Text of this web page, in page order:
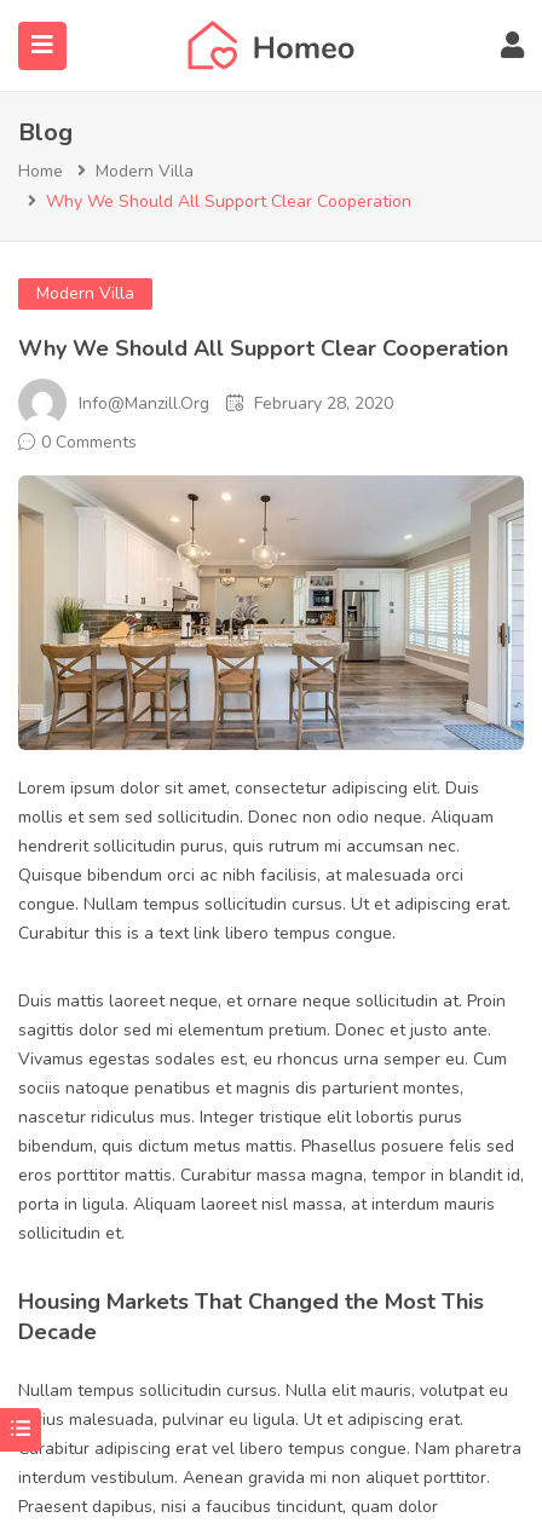
(Locations)
Blog
Home
Modern Villa
Why We Should All Support Clear Cooperation
Modern Villa
Why We Should All Support Clear Cooperation
Info@manzill.org
February 28, 2020
0 Comments
Lorem ipsum dolor sit amet, consectetur adipiscing elit. Duis
mollis et sem sed sollicitudin. Donec non odio neque. Aliquam
hendrerit sollicitudin purus, quis rutrum mi accumsan nec.
Quisque bibendum orci ac nibh facilisis, at malesuada orci
congue. Nullam tempus sollicitudin cursus. Ut et adipiscing erat.
Curabitur this is a text link libero tempus congue.
Duis mattis laoreet neque, et ornare neque sollicitudin at. Proin
sagittis dolor sed mi elementum pretium. Donec et justo ante.
Vivamus egestas sodales est, eu rhoncus urna semper eu. Cum
sociis natoque penatibus et magnis dis parturient montes,
nascetur ridiculus mus. Integer tristique elit lobortis purus
bibendum, quis dictum metus mattis. Phasellus posuere felis sed
eros porttitor mattis. Curabitur massa magna, tempor in blandit id,
porta in ligula. Aliquam laoreet nisl massa, at interdum mauris
sollicitudin et.
Housing Markets That Changed the Most This
Decade
Nullam tempus sollicitudin cursus. Nulla elit mauris, volutpat eu
varius malesuada, pulvinar eu ligula. Ut et adipiscing erat.
Curabitur adipiscing erat vel libero tempus congue. Nam pharetra
interdum vestibulum. Aenean gravida mi non aliquet porttitor.
Praesent dapibus, nisi a faucibus tincidunt, quam dolor